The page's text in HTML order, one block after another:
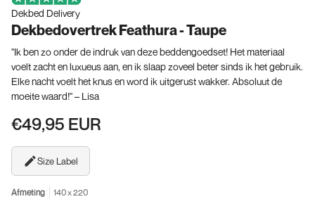
Dekbed Delivery
Dekbedovertrek Feathura - Taupe
"Ik ben zo onder de indruk van deze beddengoedset! Het materiaal
voelt zacht en luxueus aan, en ik slaap zoveel beter sinds ik het gebruik.
Elke nacht voelt het knus en word ik uitgerust wakker. Absoluut de
moeite waard!" – Lisa
€49,95 EUR
Size Label
Afmeting 140 x 220